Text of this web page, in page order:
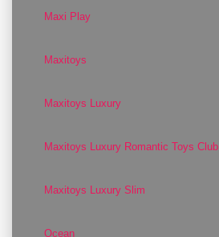
Maxi Play
Maxitoys
Maxitoys Luxury
Maxitoys Luxury Romantic Toys Club
Maxitoys Luxury Slim
Ocean